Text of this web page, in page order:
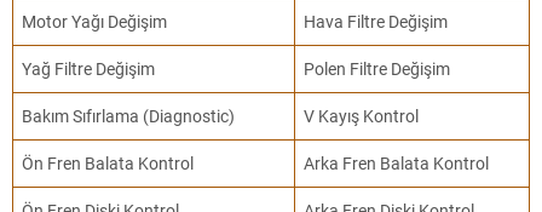
Motor Yağı Değişim Hava Filtre Değişim
Yağ Filtre Değişim Polen Filtre Değişim
Bakım Sıfırlama (Diagnostic) V Kayış Kontrol
Ön Fren Balata Kontrol Arka Fren Balata Kontrol